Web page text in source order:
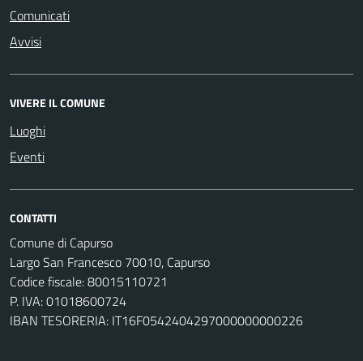
Comunicati
Avvisi
VIVERE IL COMUNE
Luoghi
Eventi
CONTATTI
Comune di Capurso
Largo San Francesco 70010, Capurso
Codice fiscale: 80015110721
P. IVA: 01018600724
IBAN TESORERIA: IT16F0542404297000000000226